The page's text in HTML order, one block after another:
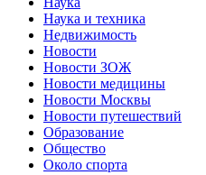
Наука и техника
Недвижимость
Новости
Новости ЗОЖ
Новости медицины
Новости Москвы
Новости путешествий
Образование
Общество
Около спорта